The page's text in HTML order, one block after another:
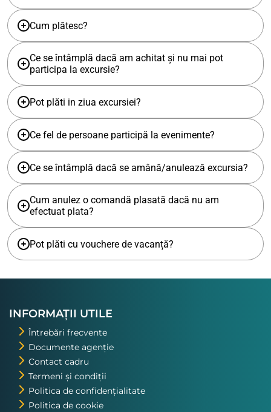
Cum plătesc?
Ce se întâmplă dacă am achitat și nu mai pot
participa la excursie?
Pot plăti in ziua excursiei?
Ce fel de persoane participă la evenimente?
Ce se întâmplă dacă se amână/anulează excursia?
Cum anulez o comandă plasată dacă nu am
efectuat plata?
Pot plăti cu vouchere de vacanță?
INFORMAȚII UTILE
Întrebări frecvente
Documente agenție
Contact cadru
Termeni și condiții
Politica de confidențialitate
Politica de cookie